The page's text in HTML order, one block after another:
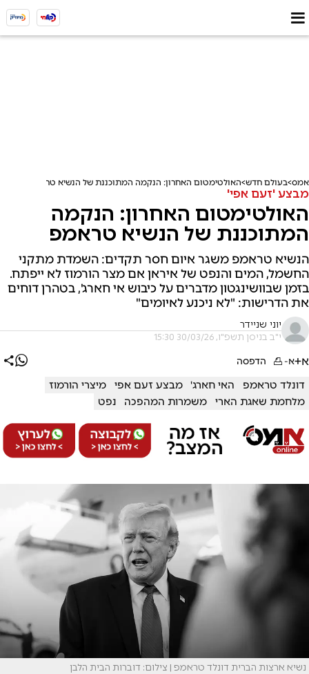
אמס בעולם חדש האולטימטום האחרון: הנקמה המתוכננת של הנשיא טראמפ
מבצע 'זעם אפי'
האולטימטום האחרון: הנקמה
המתוכננת של הנשיא טראמפ
הנשיא טראמפ משגר איום חסר תקדים: השמדת מתקני
החשמל, המים והנפט של איראן אם מצר הורמוז לא ייפתח.
בזמן שבוושינגטון מדברים על כיבוש אי חארג', בטהרן דוחים
את הדרישות: "לא ניכנע לאיומים"
יוני שניידר
י"ב בניסן תשפ"ו, 30/03/26 15:30
א+א- הדפסה
דונלד טראמפ האי חארג' מבצע זעם אפי
מיצרי הורמוז
מלחמת שאגת הארי
משמרות המהפכה נפט
נשיא ארצות הברית דונלד טראמפ | צילום: דוברות הבית הלבן